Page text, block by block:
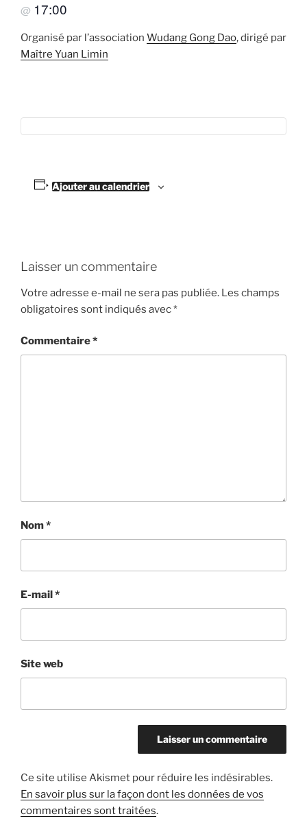
@ 17:00
Organisé par l’association Wudang Gong Dao, dirigé par
Maître Yuan Limin
Ajouter au calendrier
Laisser un commentaire
Votre adresse e-mail ne sera pas publiée. Les champs
obligatoires sont indiqués avec*
Commentaire*
Nom*
E-mail*
Site web
Ce site utilise Akismet pour réduire les indésirables.
En savoir plus sur la façon dont les données de vos
commentaires sont traitées.